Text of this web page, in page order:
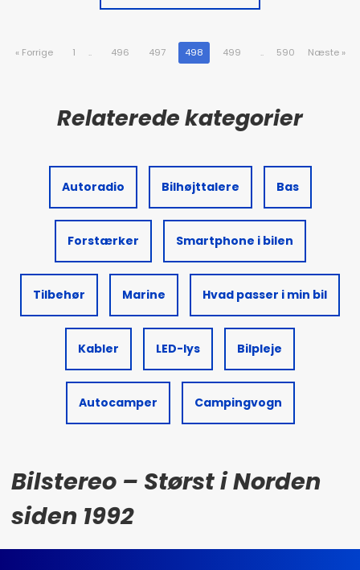
« Forrige 1 .. 496 497 498 499 .. 590 Næste »
Autoradio Bilhøjttalere Bas
Forstærker Smartphone i bilen
Tilbehør Marine Hvad passer i min bil
Kabler LED-lys Bilpleje
Autocamper Campingvogn
Bilstereo – Størst i Norden
siden 1992